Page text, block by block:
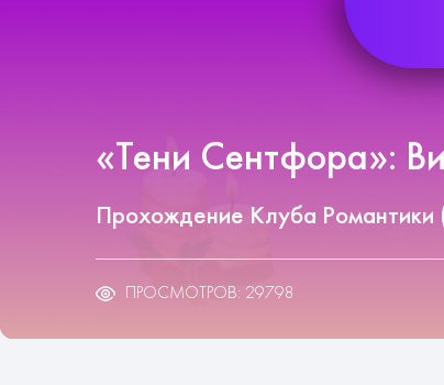
«Тени Сентфора»:
Прохождение Клуба Романтики
ПРОСМОТРОВ: 29798